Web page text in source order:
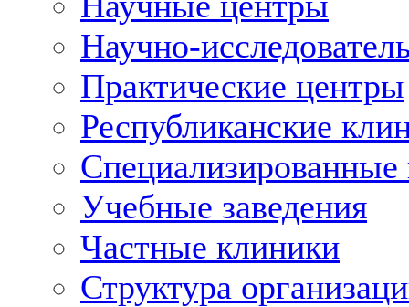
Научно-
Практические центры
Республиканские
Учебные заведения
Частные клиники
Структура